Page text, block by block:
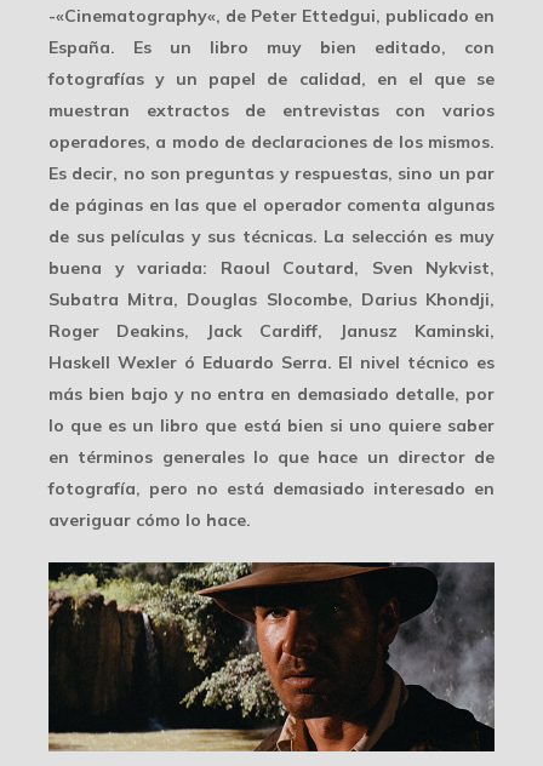
-«Cinematography«, de Peter Ettedgui, publicado en
España. Es un libro muy bien editado, con
fotografías y un papel de calidad, en el que se
muestran extractos de entrevistas con varios
operadores, a modo de declaraciones de los mismos.
Es decir, no son preguntas y respuestas, sino un par
de páginas en las que el operador comenta algunas
de sus películas y sus técnicas. La selección es muy
buena y variada: Raoul Coutard, Sven Nykvist,
Subatra Mitra, Douglas Slocombe, Darius Khondji,
Roger Deakins, Jack Cardiff, Janusz Kaminski,
Haskell Wexler ó Eduardo Serra. El nivel técnico es
más bien bajo y no entra en demasiado detalle, por
lo que es un libro que está bien si uno quiere saber
en términos generales lo que hace un director de
fotografía, pero no está demasiado interesado en
averiguar cómo lo hace.